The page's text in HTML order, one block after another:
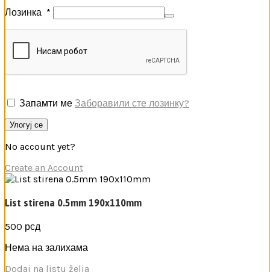
Лозинка *
Запамти ме Заборавили сте лозинку?
Улогуј се
No account yet?
Create an Account
List stirena 0.5mm 190x110mm
500 рсд
Нема на залихама
Dodaj na listu želja